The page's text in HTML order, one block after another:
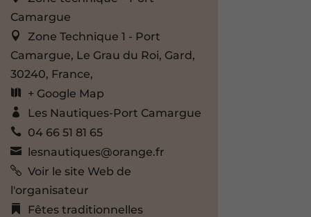
Camargue
Zone Technique 1 - Port
Camargue, Le Grau du Roi, Gard,
30240, France,
+ Google Map
Les Nautiques-Port Camargue
04 66 51 81 65
lesnautiques@orange.fr
Voir le site Web de
l'organisateur
Fêtes traditionnelles